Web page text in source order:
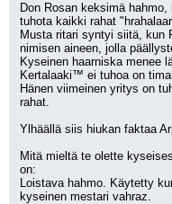
Don Rosan keksimä
tuhota kaikki rahat
Musta ritari syntyi siitä,
nimisen aineen, jolla
Kyseinen haarniska menee
Kertalaaki™ ei tuhoa on
Hänen viimeinen yritys on
rahat.
Ylhäällä siis hiukan faktaa
Mitä mieltä te olette
on:
Loistava hahmo. Käytetty
kyseinen mestari vahraz.